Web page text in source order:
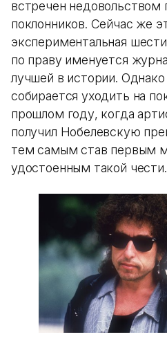
встречен недовольством
поклонников. Сейчас же
экспериментальная
по праву именуется
лучшей в истории.
собирается уходить на
прошлом году, когда
получил Нобелевскую
тем самым став первым
удостоенным такой чести.